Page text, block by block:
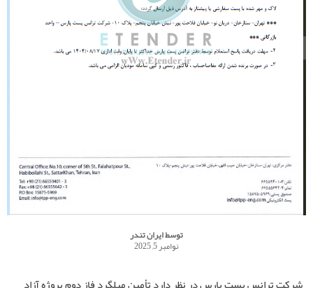
توسطایران تندر
نوامبر 5, 2025